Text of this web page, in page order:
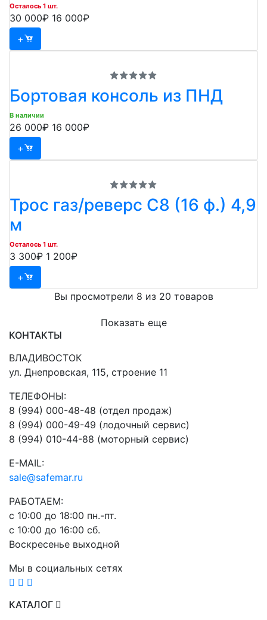
Осталось 1 шт.
30 000₽ 16 000₽
+
Бортовая консоль из ПНД
В наличии
26 000₽ 16 000₽
+
Трос газ/реверс С8 (16 ф.) 4,9
м
Осталось 1 шт.
3 300₽ 1 200₽
+
Вы просмотрели 8 из 20 товаров
Показать еще
КОНТАКТЫ
ВЛАДИВОСТОК
ул. Днепровская, 115, строение 11
ТЕЛЕФОНЫ:
8 (994) 000-48-48 (отдел продаж)
8 (994) 000-49-49 (лодочный сервис)
8 (994) 010-44-88 (моторный сервис)
E-MAIL:
sale@safemar.ru
РАБОТАЕМ:
с 10:00 до 18:00 пн.-пт.
с 10:00 до 16:00 сб.
Воскресенье выходной
Мы в социальных сетях
КАТАЛОГ